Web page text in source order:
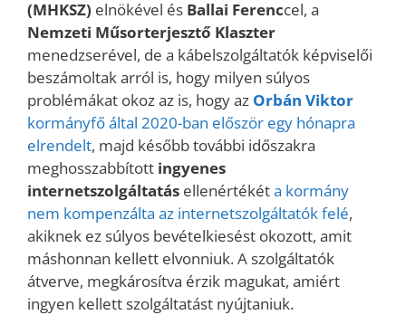
(MHKSZ) elnökével és Ballai Ferenccel, a
Nemzeti Műsorterjesztő Klaszter
menedzserével, de a kábelszolgáltatók képviselői
beszámoltak arról is, hogy milyen súlyos
problémákat okoz az is, hogy az Orbán Viktor
kormányfő által 2020-ban először egy hónapra
elrendelt, majd később további időszakra
meghosszabbított ingyenes
internetszolgáltatás ellenértékéta kormány
nem kompenzálta az internetszolgáltatók felé,
akiknek ez súlyos bevételkiesést okozott, amit
máshonnan kellett elvonniuk. A szolgáltatók
átverve, megkárosítva érzik magukat, amiért
ingyen kellett szolgáltatást nyújtaniuk.